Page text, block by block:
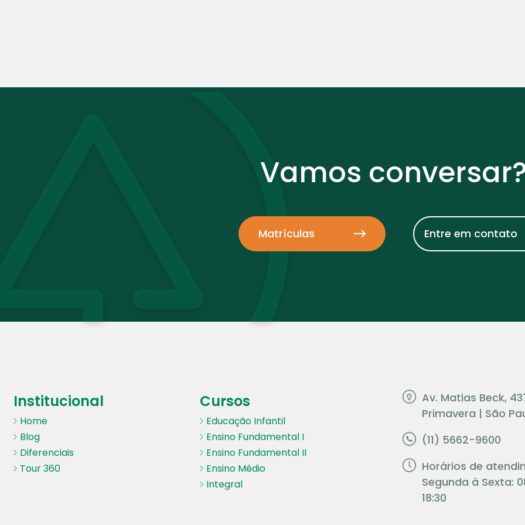
Vamos
Matrículas Entre em contato
Institucional
Home
Blog
Diferenciais
Tour 360
Cursos
Educação Infantil
Ensino Fundamental I
Ensino Fundamental II
Ensino Médio
Integral
Av. Matias Beck,
Primavera | São
(11) 5662-9600
Horários de
Segunda à Sexta:
18:30